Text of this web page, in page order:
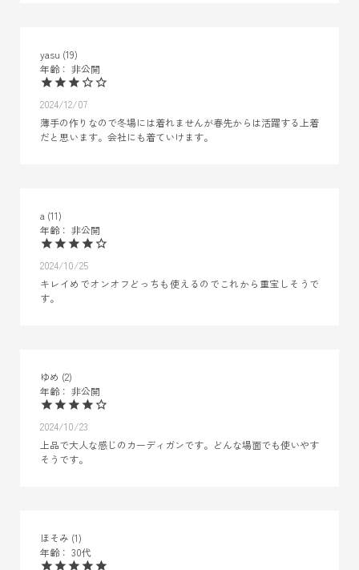
yasu 19
非公開
2024/12/07
薄手の作りなので冬場には着れませんが春先からは活躍する上着
だと思います。会社にも着ていけます。
a 11
非公開
2024/10/25
キレイめでオンオフどっちも使えるのでこれから重宝しそうで
す。
ゆめ 2
非公開
2024/10/23
上品で大人な感じのカーディガンです。どんな場面でも使いやす
そうです。
ほそみ 1
30代